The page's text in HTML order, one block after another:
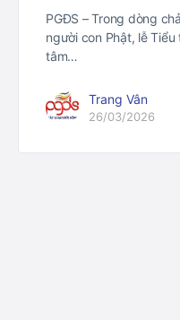
PGĐS – Trong dòng
người con Phật, lễ
tâm…
Trang Vân
26/03/2026